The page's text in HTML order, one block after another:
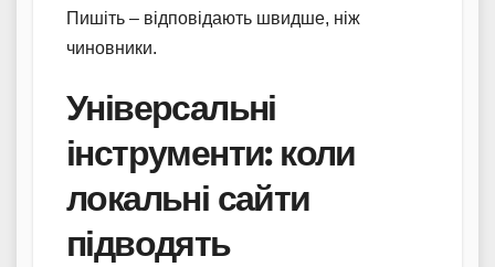
Пишіть – відповідають швидше, ніж
чиновники.
Універсальні
інструменти: коли
локальні сайти
підводять